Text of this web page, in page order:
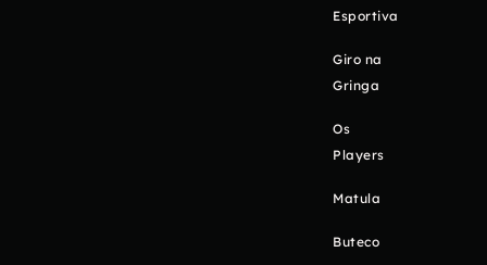
Esportiva
Giro na
Gringa
Os
Players
Matula
Buteco